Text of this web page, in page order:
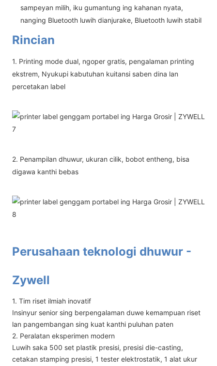
sampeyan milih, iku gumantung ing kahanan nyata,
nanging Bluetooth luwih dianjurake, Bluetooth luwih stabil
Rincian
1. Printing mode dual, ngoper gratis, pengalaman printing
ekstrem, Nyukupi kabutuhan kuitansi saben dina lan
percetakan label
2. Penampilan dhuwur, ukuran cilik, bobot entheng, bisa
digawa kanthi bebas
Perusahaan teknologi dhuwur -
Zywell
1. Tim riset ilmiah inovatif
Insinyur senior sing berpengalaman duwe kemampuan riset
lan pangembangan sing kuat kanthi puluhan paten
2. Peralatan eksperimen modern
Luwih saka 500 set plastik presisi, presisi die-casting,
cetakan stamping presisi, 1 tester elektrostatik, 1 alat ukur